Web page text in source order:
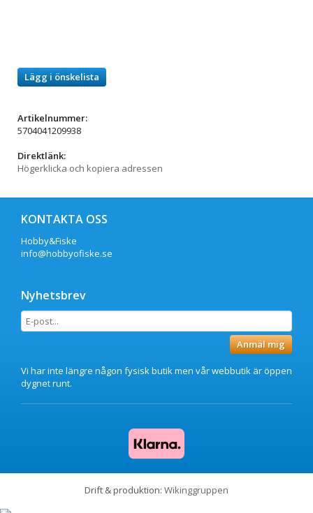
Lägg i önskelista
Artikelnummer:
5704041209938
Direktlänk:
Högerklicka och kopiera adressen
KONTAKTA OSS
Hobby&Fiske
info@hobbyofiske.se
Nyhetsbrev
Anmäl mig
Vi har inte längre någon fysisk butik men vår webbutik är öppen
dygnet runt.
Drift & produktion: Wikinggruppen